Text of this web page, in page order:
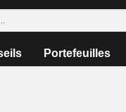
Portefeuilles